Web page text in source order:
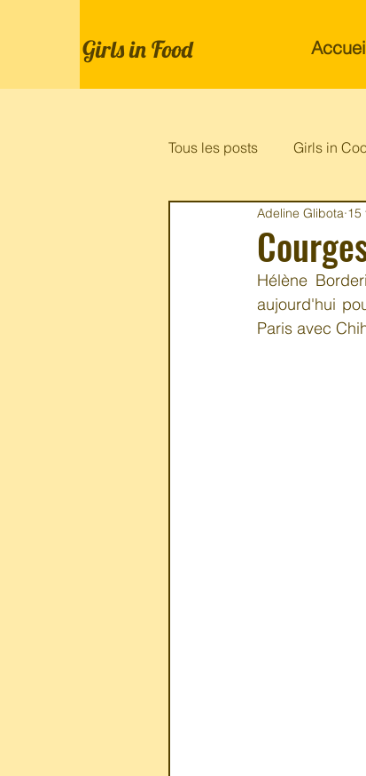
Girls in Food
Tous les posts Girls in
Adeline Glibota 15
Hélène
aujourd'hui
Paris avec